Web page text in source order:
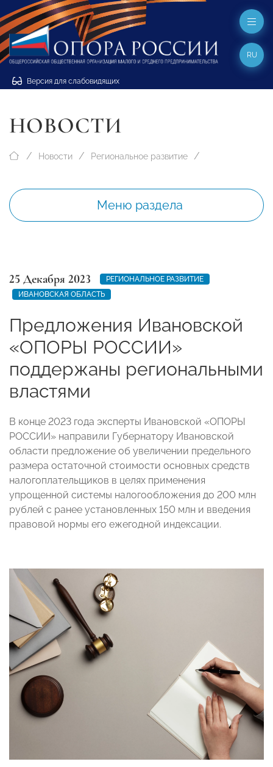
Версия для слабовидящих
RU
НОВОСТИ
Новости Региональное развитие
Меню раздела
25 Декабря 2023
РЕГИОНАЛЬНОЕ РАЗВИТИЕ
ИВАНОВСКАЯ ОБЛАСТЬ
Предложения Ивановской
«ОПОРЫ РОССИИ»
поддержаны региональными
властями
В конце 2023 года эксперты Ивановской «ОПОРЫ
РОССИИ» направили Губернатору Ивановской
области предложение об увеличении предельного
размера остаточной стоимости основных средств
налогоплательщиков в целях применения
упрощенной системы налогообложения до 200 млн
рублей с ранее установленных 150 млн и введения
правовой нормы его ежегодной индексации.